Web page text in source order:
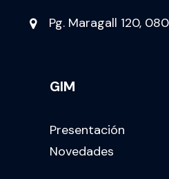
Pg. Maragall 120,
GIM
Presentación
Novedades